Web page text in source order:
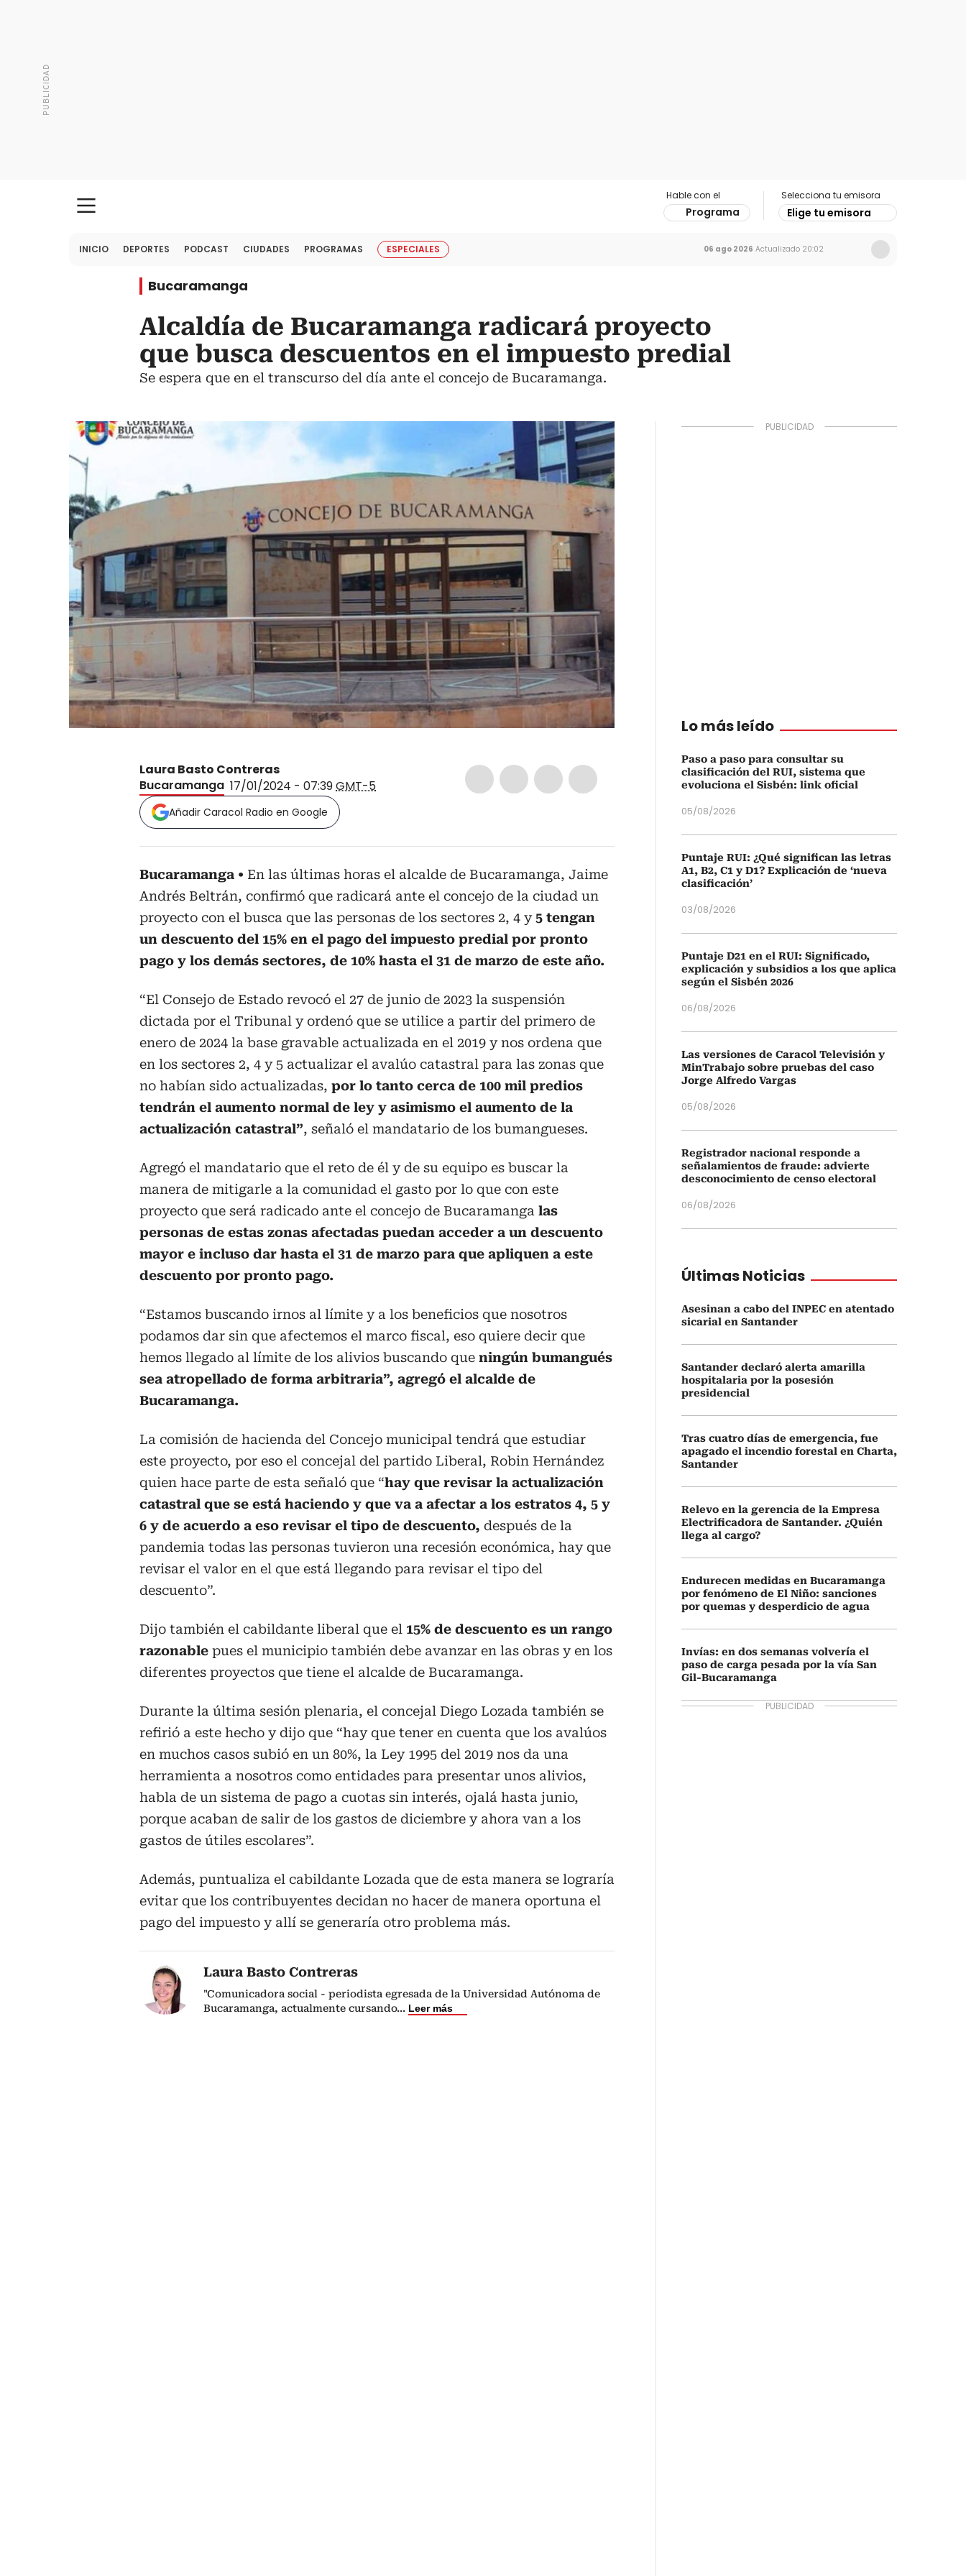
Hable con el
Programa
Selecciona tu emisora
Elige tu emisora
INICIO DEPORTES PODCAST CIUDADES PROGRAMAS ESPECIALES 06 ago 2026 Actualizado 20:02
Bucaramanga
Alcaldía de Bucaramanga radicará proyecto
que busca descuentos en el impuesto predial
Se espera que en el transcurso del día ante el concejo de Bucaramanga.
Laura Basto Contreras
Bucaramanga 17/01/2024 - 07:39GMT-5
Añadir Caracol Radio en Google
Bucaramanga
En las últimas horas el alcalde de Bucaramanga, Jaime
Andrés Beltrán, confirmó que radicará ante el concejo de la ciudad un
proyecto con el busca que las personas de los sectores 2, 4 y5 tengan
un descuento del 15% en el pago del impuesto predial por pronto
pago y los demás sectores, de 10% hasta el 31 de marzo de este año.
“El Consejo de Estado revocó el 27 de junio de 2023 la suspensión
dictada por el Tribunal y ordenó que se utilice a partir del primero de
enero de 2024 la base gravable actualizada en el 2019 y nos ordena que
en los sectores 2, 4 y 5 actualizar el avalúo catastral para las zonas que
no habían sido actualizadas, por lo tanto cerca de 100 mil predios
tendrán el aumento normal de ley y asimismo el aumento de la
actualización catastral”, señaló el mandatario de los bumangueses.
Agregó el mandatario que el reto de él y de su equipo es buscar la
manera de mitigarle a la comunidad el gasto por lo que con este
proyecto que será radicado ante el concejo de Bucaramanga las
personas de estas zonas afectadas puedan acceder a un descuento
mayor e incluso dar hasta el 31 de marzo para que apliquen a este
descuento por pronto pago.
“Estamos buscando irnos al límite y a los beneficios que nosotros
podamos dar sin que afectemos el marco fiscal, eso quiere decir que
hemos llegado al límite de los alivios buscando que ningún bumangués
sea atropellado de forma arbitraria”, agregó el alcalde de
Bucaramanga.
La comisión de hacienda del Concejo municipal tendrá que estudiar
este proyecto, por eso el concejal del partido Liberal, Robin Hernández
quien hace parte de esta señaló que “hay que revisar la actualización
catastral que se está haciendo y que va a afectar a los estratos 4, 5 y
6 y de acuerdo a eso revisar el tipo de descuento, después de la
pandemia todas las personas tuvieron una recesión económica, hay que
revisar el valor en el que está llegando para revisar el tipo del
descuento”.
Dijo también el cabildante liberal que el 15% de descuento es un rango
razonable pues el municipio también debe avanzar en las obras y en los
diferentes proyectos que tiene el alcalde de Bucaramanga.
Durante la última sesión plenaria, el concejal Diego Lozada también se
refirió a este hecho y dijo que “hay que tener en cuenta que los avalúos
en muchos casos subió en un 80%, la Ley 1995 del 2019 nos da una
herramienta a nosotros como entidades para presentar unos alivios,
habla de un sistema de pago a cuotas sin interés, ojalá hasta junio,
porque acaban de salir de los gastos de diciembre y ahora van a los
gastos de útiles escolares”.
Además, puntualiza el cabildante Lozada que de esta manera se lograría
evitar que los contribuyentes decidan no hacer de manera oportuna el
pago del impuesto y allí se generaría otro problema más.
Laura Basto Contreras
"Comunicadora social - periodista egresada de la Universidad Autónoma de
Bucaramanga, actualmente cursando... Leer más
Lo más leído
Paso a paso para consultar su
clasificación del RUI, sistema que
evoluciona el Sisbén: link oficial
05/08/2026
Puntaje RUI: ¿Qué significan las letras
A1, B2, C1 y D1? Explicación de ‘nueva
clasificación’
03/08/2026
Puntaje D21 en el RUI: Significado,
explicación y subsidios a los que aplica
según el Sisbén 2026
06/08/2026
Las versiones de Caracol Televisión y
MinTrabajo sobre pruebas del caso
Jorge Alfredo Vargas
05/08/2026
Registrador nacional responde a
señalamientos de fraude: advierte
desconocimiento de censo electoral
06/08/2026
Últimas Noticias
Asesinan a cabo del INPEC en atentado
sicarial en Santander
Santander declaró alerta amarilla
hospitalaria por la posesión
presidencial
Tras cuatro días de emergencia, fue
apagado el incendio forestal en Charta,
Santander
Relevo en la gerencia de la Empresa
Electrificadora de Santander. ¿Quién
llega al cargo?
Endurecen medidas en Bucaramanga
por fenómeno de El Niño: sanciones
por quemas y desperdicio de agua
Invías: en dos semanas volvería el
paso de carga pesada por la vía San
Gil-Bucaramanga